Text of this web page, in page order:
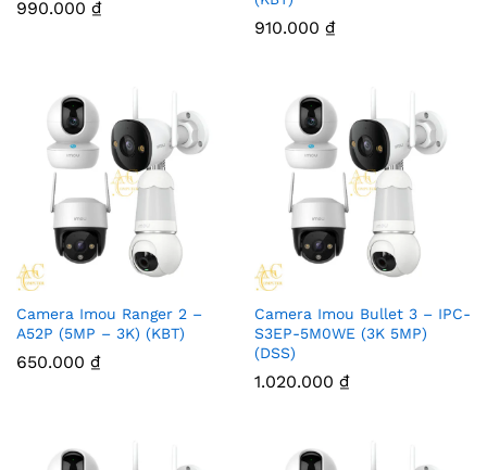
990.000 ₫
910.000 ₫
Camera Imou Ranger 2 –
A52P (5MP – 3K) (KBT)
650.000 ₫
Camera Imou Bullet 3 – IPC-
S3EP-5M0WE (3K 5MP)
(DSS)
1.020.000 ₫